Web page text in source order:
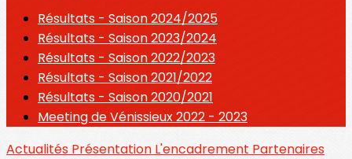
Résultats - Saison 2024/2025
Résultats - Saison 2023/2024
Résultats - Saison 2022/2023
Résultats - Saison 2021/2022
Résultats - Saison 2020/2021
Meeting de Vénissieux 2022 - 2023
Actualités Présentation L'encadrement Partenaires